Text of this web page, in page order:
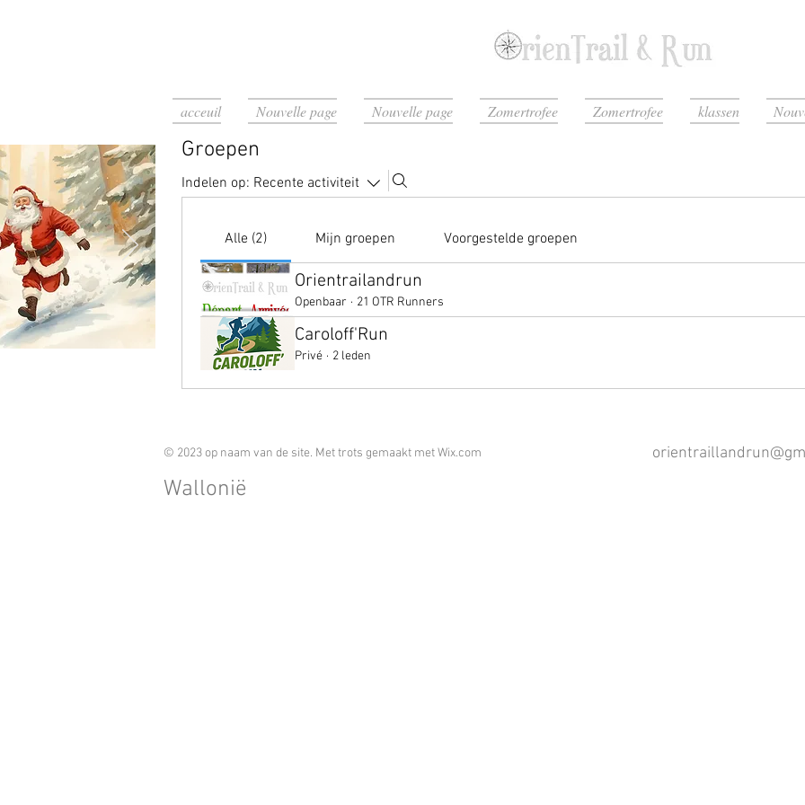
acceuil Nouvelle page Nouvelle page Zomertrofee Zomertrofee klassen
Groepen
Indelen op: Recente activiteit
Alle (2) Mijn groepen Voorgestelde groepen
Orientrailandrun
Openbaar · 21 OTR Runners
Caroloff'Run
Privé · 2 leden
© 2023 op naam van de site. Met trots gemaakt metWix.com
Wallonië